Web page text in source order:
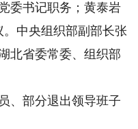
委书记职务；黄泰岩
中央组织部副部长张
北省委常委、组织部
、部分退出领导班子